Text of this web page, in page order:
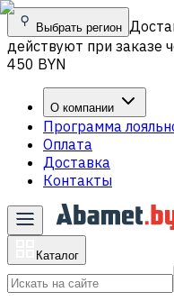
Выбрать регион
действуют при заказе
450 BYN
О компании
Программа
Оплата
Доставка
Контакты
Каталог